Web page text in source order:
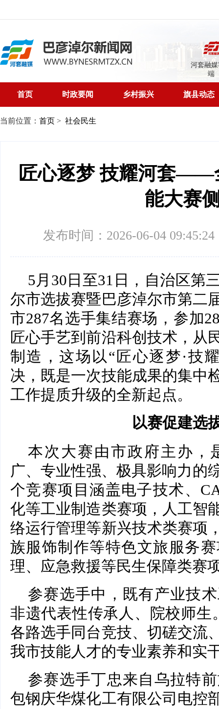
河套融
端
首页 时政要闻 乡村振兴 旗县动态
当前位置： 首页 > 社会民生
匠心逐梦 技耀河套——
能大赛
发布时间：2026-06-04 09:45:24
5月30日至31日，自治区第
尔市选拔赛暨巴彦淖尔市第二
市287名选手集结赛场，参加
匠心手艺到前沿科创技术，从
制造，这场以“匠心逐梦·技
决，既是一次技能成果的集中
工作提质升级的全新起点。
以赛促建选
本次大赛由市政府主办，
广、专业性强、极具影响力的
个竞赛项目涵盖电子技术、
化等工业制造类赛项，人工智
络运行管理等新兴技术类赛项
族服饰制作等特色文旅服务
理、应急救援等民生保障类赛
参赛选手中，既有产业技
非遗代表性传承人、院校师生
各路选手同台竞技、切磋交流
我市技能人才的专业素养和实
参赛选手丁忠来自乌拉特
包钢庆华煤化工有限公司电控